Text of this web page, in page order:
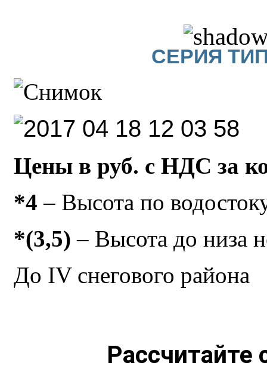
СЕРИЯ
Цены в руб. с НДС за
*4 – Высота по
*(3,5) – Высота до низа
До IV снегового района
Рассчитайте